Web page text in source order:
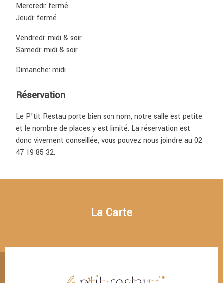
Mercredi: fermé
Jeudi: fermé
Vendredi: midi & soir
Samedi: midi & soir
Dimanche: midi
Réservation
Le P’tit Restau porte bien son nom, notre salle est petite
et le nombre de places y est limité. La réservation est
donc vivement conseillée, vous pouvez nous joindre au 02
47 19 85 32.
La Carte